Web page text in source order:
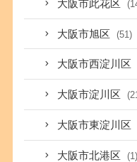
大阪市此花区
大阪市旭区 (51)
大阪市西淀川区
大阪市淀川区
大阪市東淀川区
大阪市北港区 (1)